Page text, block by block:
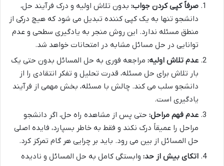
صرفاً کپی کردن جواب: بدون تلاش اولیه و درک فرآیند حل،
دانشجو تنها به یک کپی کننده تبدیل می شود که هیچ درکی از
منطق مسئله ندارد. این روش منجر به یادگیری سطحی و عدم
توانایی در حل مسائل مشابه در امتحانات خواهد شد.
عدم تلاش اولیه: مراجعه فوری به حل المسائل بدون حتی یک
بار تلاش برای حل مسئله، قدرت تحلیل و تفکر انتقادی را از
دانشجو سلب می کند. چالش با مسئله، بخش مهمی از فرآیند
یادگیری است.
عدم فهم مراحل: حتی پس از مشاهده راه حل، اگر دانشجو
مراحل را عمیقاً درک نکند و فقط به خاطر بسپارد، فایده اصلی
حل المسائل از بین می رود. باید بر چرایی هر گام تمرکز کرد.
اتکای بیش از حد: وابستگی کامل به حل المسائل و نادیده